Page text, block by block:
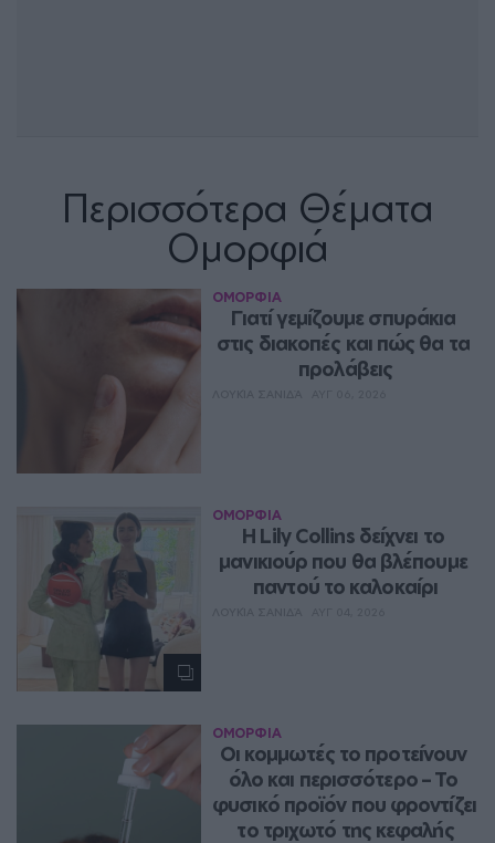
Περισσότερα Θέματα
Ομορφιά
ΟΜΟΡΦΙΑ
Γιατί γεμίζουμε σπυράκια
στις διακοπές και πώς θα τα
προλάβεις
ΟΜΟΡΦΙΑ
Η Lily Collins δείχνει το
μανικιούρ που θα βλέπουμε
παντού το καλοκαίρι
ΟΜΟΡΦΙΑ
Οι κομμωτές το προτείνουν
όλο και περισσότερο – Το
φυσικό προϊόν που φροντίζει
το τριχωτό της κεφαλής